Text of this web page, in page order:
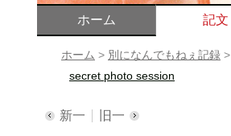
ホーム 記文
ホーム > 別になんでもねぇ記録 >
secret photo session
新一 旧一